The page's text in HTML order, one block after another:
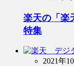
楽天の「楽
特集
2021年